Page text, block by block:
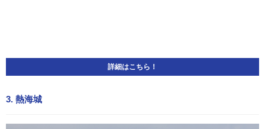
詳細はこちら！
3. 熱海城